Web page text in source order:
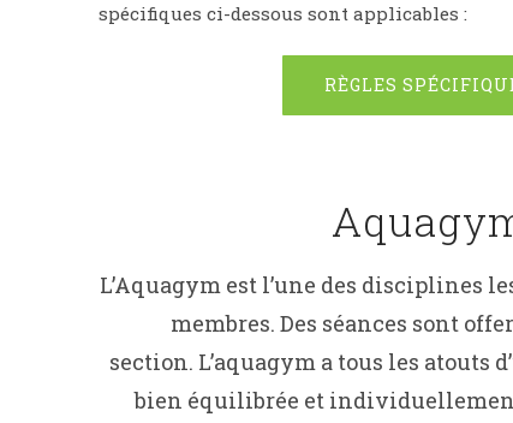
spécifiques ci-dessous sont applicables :
RÈGLES
L’Aquagym est l’une des disciplines
membres. Des séances sont
section. L’aquagym a tous les atouts
bien équilibrée et